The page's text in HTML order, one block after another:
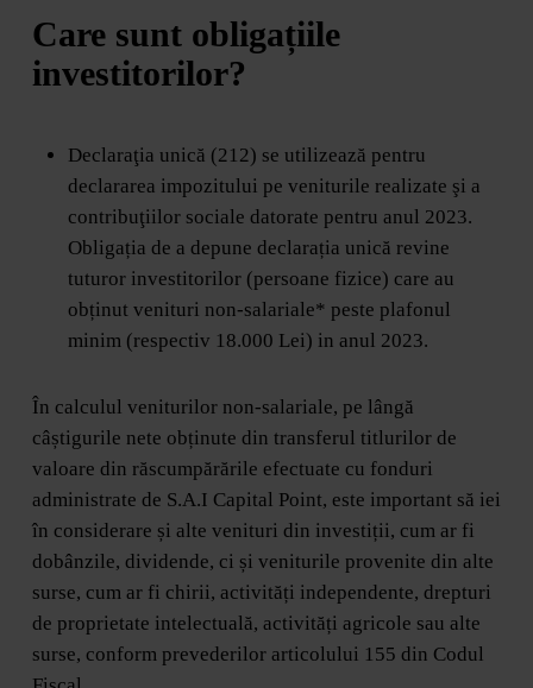
Care sunt obligațiile
investitorilor?
Declaraţia unică (212) se utilizează pentru
declararea impozitului pe veniturile realizate şi a
contribuţiilor sociale datorate pentru anul 2023.
Obligația de a depune declarația unică revine
tuturor investitorilor (persoane fizice) care au
obținut venituri non-salariale* peste plafonul
minim (respectiv 18.000 Lei) in anul 2023.
În calculul veniturilor non-salariale, pe lângă
câștigurile nete obținute din transferul titlurilor de
valoare din răscumpărările efectuate cu fonduri
administrate de S.A.I Capital Point, este important să iei
în considerare și alte venituri din investiții, cum ar fi
dobânzile, dividende, ci și veniturile provenite din alte
surse, cum ar fi chirii, activități independente, drepturi
de proprietate intelectuală, activități agricole sau alte
surse, conform prevederilor articolului 155 din Codul